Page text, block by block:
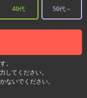
40代 50代～
。
してください。
ないでください。